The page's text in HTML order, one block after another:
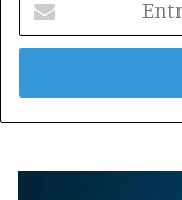
votre
adresse